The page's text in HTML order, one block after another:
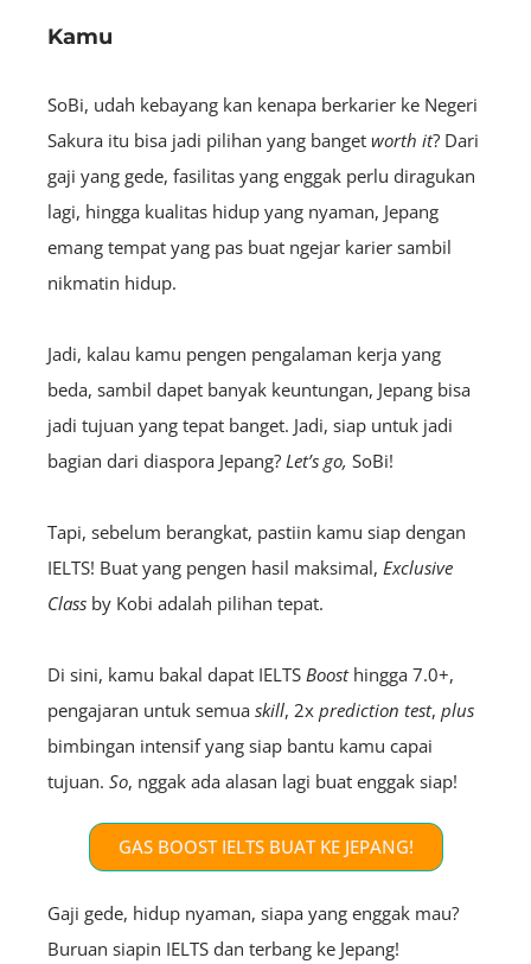
Kamu
SoBi, udah kebayang kan kenapa berkarier ke Negeri
Sakura itu bisa jadi pilihan yang banget worth it? Dari
gaji yang gede, fasilitas yang enggak perlu diragukan
lagi, hingga kualitas hidup yang nyaman, Jepang
emang tempat yang pas buat ngejar karier sambil
nikmatin hidup.
Jadi, kalau kamu pengen pengalaman kerja yang
beda, sambil dapet banyak keuntungan, Jepang bisa
jadi tujuan yang tepat banget. Jadi, siap untuk jadi
bagian dari diaspora Jepang? Let’s go, SoBi!
Tapi, sebelum berangkat, pastiin kamu siap dengan
IELTS! Buat yang pengen hasil maksimal, Exclusive
Class by Kobi adalah pilihan tepat.
Di sini, kamu bakal dapat IELTS Boosthingga 7.0+,
pengajaran untuk semua skill, 2x prediction test, plus
bimbingan intensif yang siap bantu kamu capai
tujuan. So, nggak ada alasan lagi buat enggak siap!
GAS BOOST IELTS BUAT KE JEPANG!
Gaji gede, hidup nyaman, siapa yang enggak mau?
Buruan siapin IELTS dan terbang ke Jepang!